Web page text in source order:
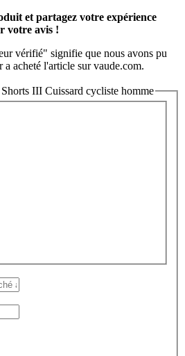
et partagez votre expérience
votre avis !
vérifié" signifie que nous avons pu
a acheté l'article sur vaude.com.
III Cuissard cycliste homme